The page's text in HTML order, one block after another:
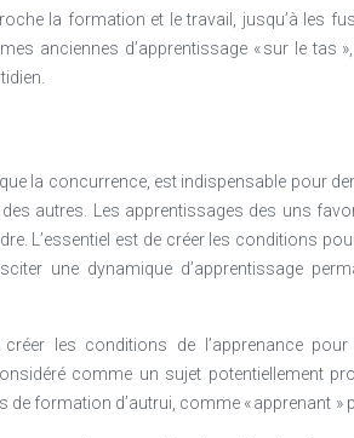
les autorités locales, allant de la dotation
la perception de métiers traditionnels par
attentes des jeunes avec les
remettre en question les modèles
Un système d’enseignent
et entreprises.
celles-ci doivent contribuer avec des
doivent laisser ouvertes les
les autorités publiques roumaines et le
succès dans les politiques liées au
des systèmes d’éducation et de formation
la formation et le travail, jusqu’à les
anciennes d’apprentissage « sur le tas
la concurrence, est indispensable pour
autres. Les apprentissages des uns
L’essentiel est de créer les conditions
une dynamique d’apprentissage
créer les conditions de l’apprenance
comme un sujet potentiellement
de formation d’autrui, comme « apprenant »